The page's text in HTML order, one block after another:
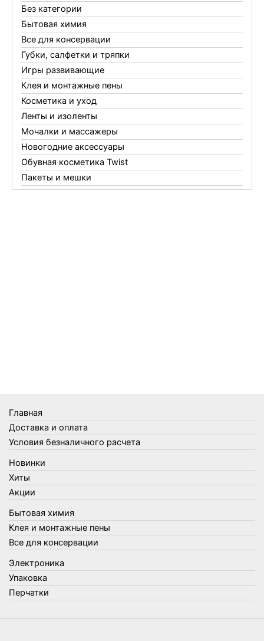
Без категории
Бытовая химия
Все для консервации
Губки, салфетки и тряпки
Игры развивающие
Клея и монтажные пены
Косметика и уход
Ленты и изоленты
Мочалки и массажеры
Новогодние аксессуары
Обувная косметика Twist
Пакеты и мешки
Перчатки
Товары для кухни
Товары для сада и огорода
Товары для туризма и отдыха
Упаковка
Утеплители и прочее
Фонари, лампы и удлинители
Хозяйственные товары
Швабры, стекломои, черенки и насадки
Шнуры, веревки и шпагаты
Электроника
Элементы питания
Главная
Доставка и оплата
Условия безналичного расчета
Новинки
Хиты
Акции
Бытовая химия
Клея и монтажные пены
Все для консервации
Электроника
Упаковка
Перчатки